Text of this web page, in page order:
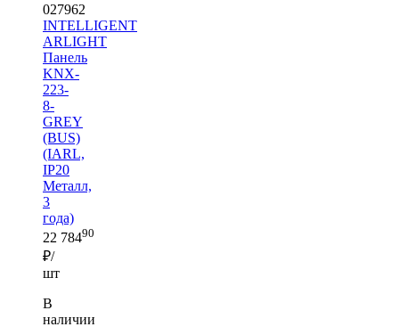
027962
INTELLIGENT
ARLIGHT
Панель
KNX-
223-
8-
GREY
(BUS)
(IARL,
IP20
Металл,
3
года)
22 78490
₽/
шт
В
наличии